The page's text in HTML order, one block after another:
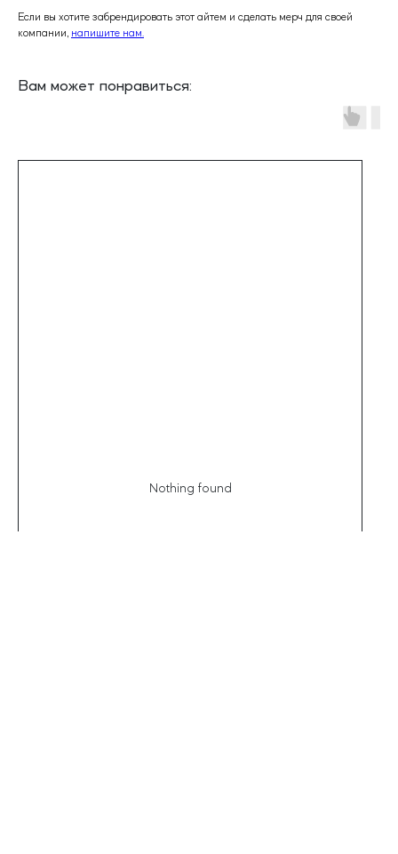
Если вы хотите забрендировать этот айтем и сделать мерч для своей
компании, напишите нам.
Вам может понравиться:
Nothing found